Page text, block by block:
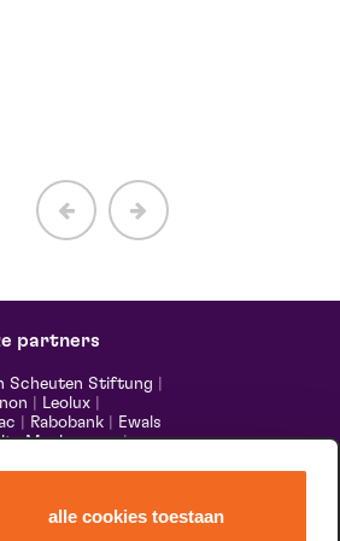
alle cookies toestaan
partners
Scheuten Stiftung
Leolux
Rabobank
Ewals
Mushrooms|